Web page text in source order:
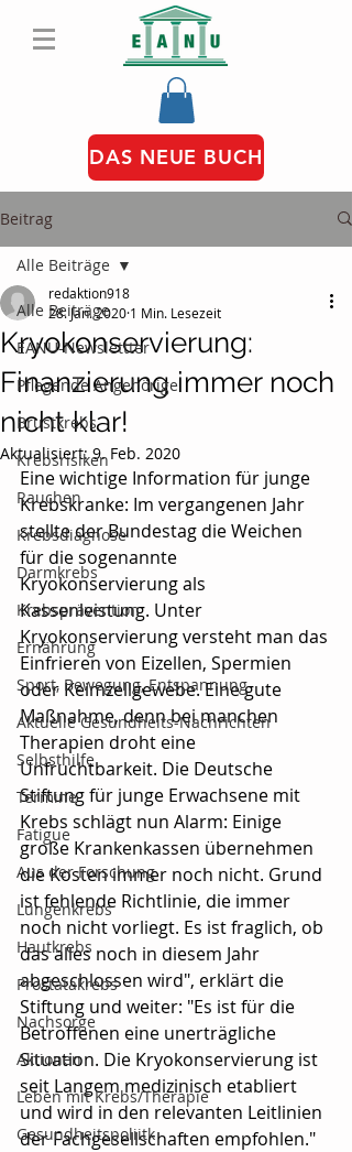
DAS NEUE BUCH
Beitrag
Alle Beiträge
EANU-Newslettter
Pflegende Angehörige
Brustkrebs
Krebsrisiken
Rauchen
Krebsdiagnose
Darmkrebs
Krebsprävention
Ernährung
Sport, Bewegung, Entspannung
Aktuelle Gesundheits-Nachrichten
Selbsthilfe
Termine
Fatigue
Aus der Forschung
Lungenkrebs
Hautkrebs
Prostatakrebs
Nachsorge
Aktionen
Leben mit Krebs/Therapie
Gesundheitspoliitk
Alle Beiträge
Kryokonservierung:
Finanzierung immer noch
nicht klar!
redaktion918
28. Jan. 2020 1 Min. Lesezeit
Aktualisiert:9. Feb. 2020
Eine wichtige Information für junge
Krebskranke: Im vergangenen Jahr
stellte der Bundestag die Weichen
für die sogenannte
Kryokonservierung als
Kassenleistung. Unter
Kryokonservierung versteht man das
Einfrieren von Eizellen, Spermien
oder Keimzellgewebe. Eine gute
Maßnahme, denn bei manchen
Therapien droht eine
Unfruchtbarkeit. Die Deutsche
Stiftung für junge Erwachsene mit
Krebs schlägt nun Alarm: Einige
große Krankenkassen übernehmen
die Kosten immer noch nicht. Grund
ist fehlende Richtlinie, die immer
noch nicht vorliegt. Es ist fraglich, ob
das alles noch in diesem Jahr
abgeschlossen wird", erklärt die
Stiftung und weiter: "Es ist für die
Betroffenen eine unerträgliche
Situation. Die Kryokonservierung ist
seit Langem medizinisch etabliert
und wird in den relevanten Leitlinien
der Fachgesellschaften empfohlen."